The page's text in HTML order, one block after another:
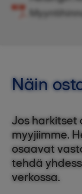
Näin
Jos harkitset
myyjiimme.
osaavat
tehdä
verkossa.